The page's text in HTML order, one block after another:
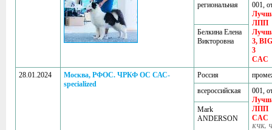
региональная
001,
ЛПП
3,
3
CAC
Белкина Елена
Викторовна
28.01.2024
Москва, РФОС. ЧРКФ ОС САС-
specialized
Россия
всероссийская
001,
ЛПП
CAC
КЧК,
Mark
ANDERSON